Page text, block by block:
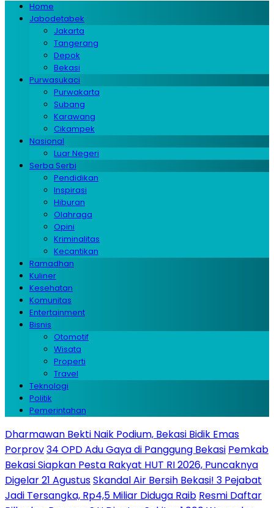
Home
Jabodetabek
Jakarta
Tangerang
Depok
Bekasi
Purwasukaci
Purwakarta
Subang
Karawang
Cikampek
Nasional
Luar Negeri
Serba Serbi
Pendidikan
Inspirasi
Hiburan
Olahraga
Opini
Kriminalitas
Kecantikan
Ramadhan
Kuliner
Kesehatan
Komunitas
Entertainment
Bisnis
Otomotif
Wisata
Properti
Travel
Teknologi
Politik
Pemerintahan
Dharmawan Bekti Naik Podium, Bekasi Bidik Emas
Porprov34 OPD Adu Gaya di Panggung Bekasi Pemkab
Bekasi Siapkan Pesta Rakyat HUT RI 2026, Puncaknya
Digelar 21 AgustusSkandal Air Bersih Bekasi! 3 Pejabat
Jadi Tersangka, Rp4,5 Miliar Diduga Raib Resmi Daftar